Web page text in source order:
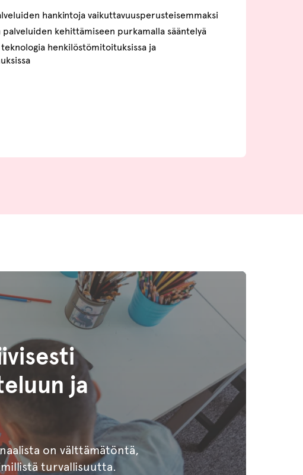
hankintoja vaikuttavuusperusteisemmaksi
palveluiden kehittämiseen purkamalla sääntelyä
henkilöstömitoituksissa ja
ja
on välttämätöntä,
turvallisuutta.